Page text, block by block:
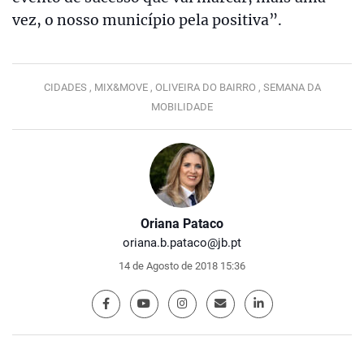
Oriana Pataco
oriana.b.pataco@jb.pt
14 de Agosto de 2018 15:36
vez, o nosso município pela positiva”.
CIDADES , MIX&MOVE , OLIVEIRA DO BAIRRO , SEMANA DA
MOBILIDADE